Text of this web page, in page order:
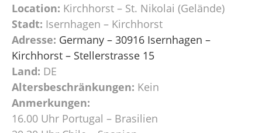
Location: Kirchhorst – St. Nikolai (Gelände)
Stadt: Isernhagen – Kirchhorst
Adresse: Germany – 30916 Isernhagen –
Kirchhorst – Stellerstrasse 15
Land: DE
Altersbeschränkungen: Kein
Anmerkungen:
16.00 Uhr Portugal – Brasilien